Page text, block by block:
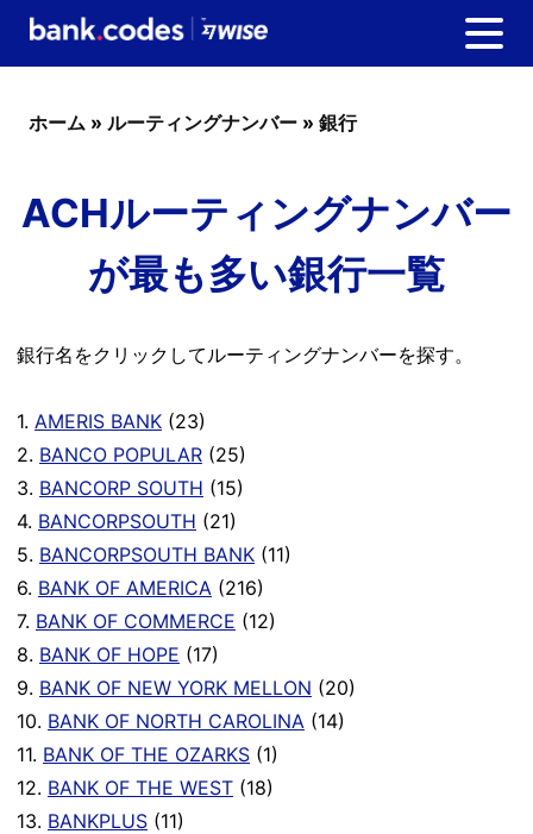
ホーム » ルーティングナンバー » 銀行
ACHルーティングナンバー
が最も多い銀行一覧
銀行名をクリックしてルーティングナンバーを探す。
1. AMERIS BANK (23)
2. BANCO POPULAR (25)
3. BANCORP SOUTH (15)
4. BANCORPSOUTH (21)
5. BANCORPSOUTH BANK (11)
6. BANK OF AMERICA (216)
7. BANK OF COMMERCE (12)
8. BANK OF HOPE (17)
9. BANK OF NEW YORK MELLON (20)
10. BANK OF NORTH CAROLINA (14)
11. BANK OF THE OZARKS (1)
12. BANK OF THE WEST (18)
13. BANKPLUS (11)